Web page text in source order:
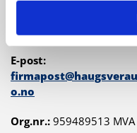
18
E-post:
o.no
Org.nr.: 959489513 MVA